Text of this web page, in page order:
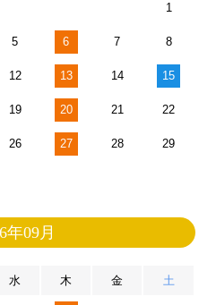
1
5 6 7 8
12 13 14 15
19 20 21 22
26 27 28 29
年09月
水 木 金 土